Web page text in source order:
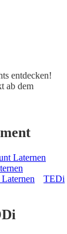
entdecken!
ab dem
Laternen
TEDi